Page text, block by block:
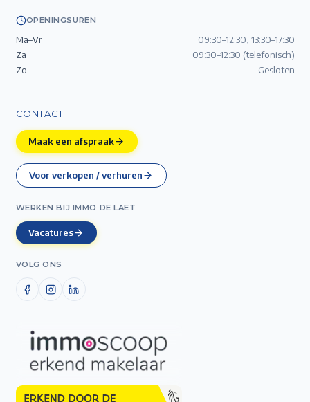
OPENINGSUREN
Ma–Vr
09:30–12:30, 13:30–17:30
Za
09:30–12:30 (telefonisch)
Zo
Gesloten
CONTACT
Maak een afspraak
Voor verkopen / verhuren
WERKEN BIJ IMMO DE LAET
Vacatures
VOLG ONS